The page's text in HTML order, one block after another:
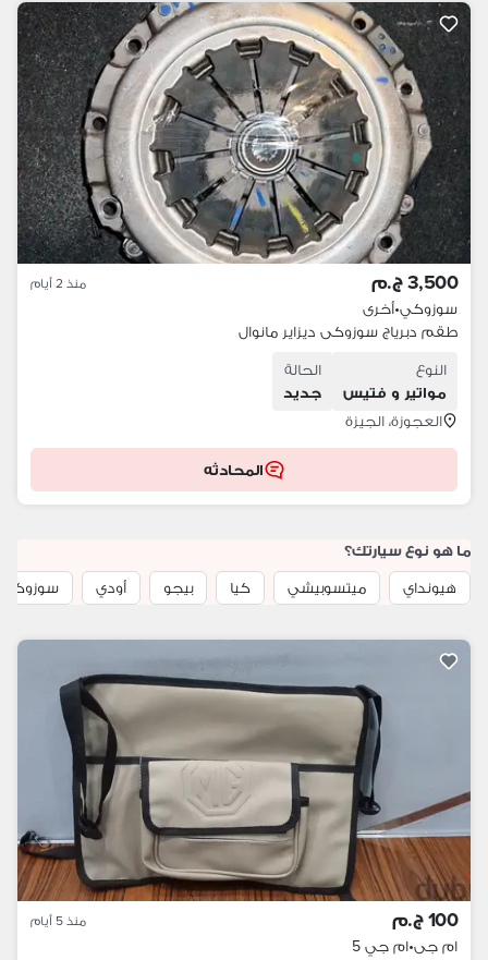
3,500 ج.م منذ 2 أيام
سوزوكي•أخرى
طقم دبرياج سوزوكى ديزاير مانوال
النوع
مواتير و فتيس
الحالة
جديد
العجوزة، الجيزة
المحادثه
ما هو نوع سيارتك؟
هيونداي
ميتسوبيشي كيا بيجو أودي سوزوكي
100 ج.م منذ 5 أيام
ام جى•ام جي 5